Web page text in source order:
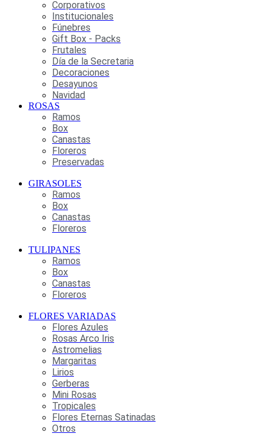
Corporativos
Institucionales
Fúnebres
Gift Box - Packs
Frutales
Día de la Secretaria
Decoraciones
Desayunos
Navidad
ROSAS
Ramos
Box
Canastas
Floreros
Preservadas
GIRASOLES
Ramos
Box
Canastas
Floreros
TULIPANES
Ramos
Box
Canastas
Floreros
FLORES VARIADAS
Flores Azules
Rosas Arco Iris
Astromelias
Margaritas
Lirios
Gerberas
Mini Rosas
Tropicales
Flores Eternas Satinadas
Otros